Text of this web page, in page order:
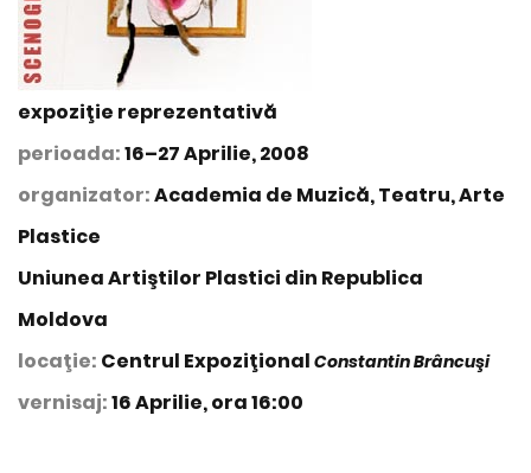
expoziţie reprezentativă
perioada:16–27 Aprilie, 2008
organizator:Academia de Muzică, Teatru, Arte
Plastice
Uniunea Artiştilor Plastici din Republica
Moldova
locaţie: Centrul Expoziţional Constantin Brâncuşi
vernisaj:16 Aprilie, ora 16:00